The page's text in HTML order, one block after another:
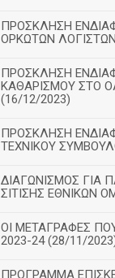
ΠΡΟΣΚΛΗΣΗ
ΟΡΚΩΤΩΝ
ΠΡΟΣΚΛΗΣΗ
ΚΑΘΑΡΙΣΜΟΥ ΣΤΟ
(16/12/2023)
ΠΡΟΣΚΛΗΣΗ
ΤΕΧΝΙΚΟΥ
ΔΙΑΓΩΝΙΣΜΟΣ ΓΙΑ
ΣΙΤΙΣΗΣ ΕΘΝΙΚΩΝ
ΟΙ ΜΕΤΑΓΡΑΦΕΣ
2023-24 (28/11/
ΠΡΟΓΡΑΜΜΑ